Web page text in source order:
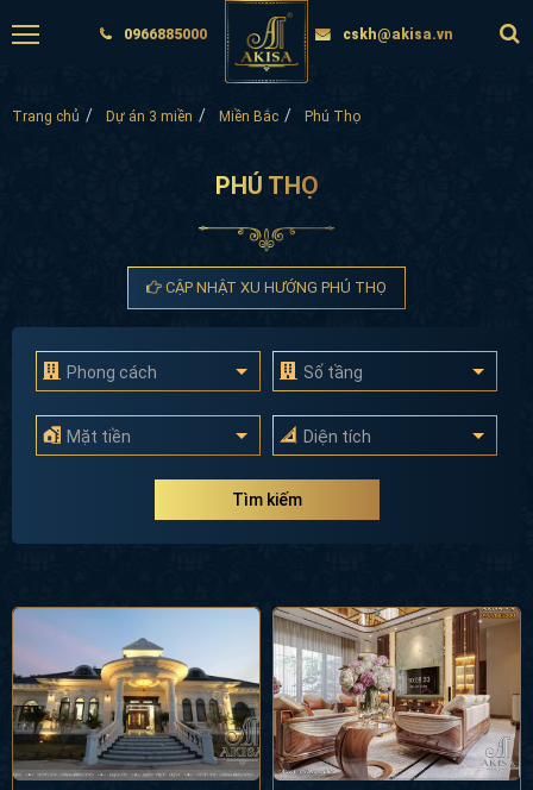
0966885000 cskh@akisa.vn
Trang chủ Dự án 3 miền Miền Bắc Phú Thọ
PHÚ THỌ
CẬP NHẬT XU HƯỚNG PHÚ THỌ
Phong cách Số tầng
Mặt tiền Diện tích
Tìm kiếm